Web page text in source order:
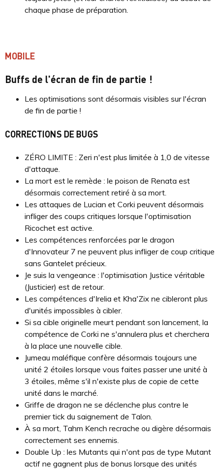
chaque phase de préparation.
MOBILE
Buffs de l'écran de fin de partie !
Les optimisations sont désormais visibles sur l'écran
de fin de partie !
CORRECTIONS DE BUGS
ZÉRO LIMITE : Zeri n'est plus limitée à 1,0 de vitesse
d'attaque.
La mort est le remède : le poison de Renata est
désormais correctement retiré à sa mort.
Les attaques de Lucian et Corki peuvent désormais
infliger des coups critiques lorsque l'optimisation
Ricochet est active.
Les compétences renforcées par le dragon
d'Innovateur 7 ne peuvent plus infliger de coup critique
sans Gantelet précieux.
Je suis la vengeance : l'optimisation Justice véritable
(Justicier) est de retour.
Les compétences d'Irelia et Kha'Zix ne cibleront plus
d'unités impossibles à cibler.
Si sa cible originelle meurt pendant son lancement, la
compétence de Corki ne s'annulera plus et cherchera
à la place une nouvelle cible.
Jumeau maléfique confère désormais toujours une
unité 2 étoiles lorsque vous faites passer une unité à
3 étoiles, même s'il n'existe plus de copie de cette
unité dans le marché.
Griffe de dragon ne se déclenche plus contre le
premier tick du saignement de Talon.
À sa mort, Tahm Kench recrache ou digère désormais
correctement ses ennemis.
Double Up : les Mutants qui n'ont pas de type Mutant
actif ne gagnent plus de bonus lorsque des unités